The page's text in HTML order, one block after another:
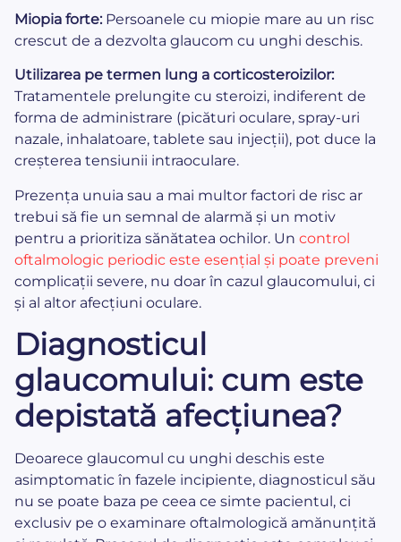
Miopia forte:Persoanele cu miopie mare au un risc
crescut de a dezvolta glaucom cu unghi deschis.
Utilizarea pe termen lung a corticosteroizilor:
Tratamentele prelungite cu steroizi, indiferent de
forma de administrare (picături oculare, spray-uri
nazale, inhalatoare, tablete sau injecții), pot duce la
creșterea tensiunii intraoculare.
Prezența unuia sau a mai multor factori de risc ar
trebui să fie un semnal de alarmă și un motiv
pentru a prioritiza sănătatea ochilor. Un control
oftalmologic periodic este esențial și poate preveni
complicații severe, nu doar în cazul glaucomului, ci
și al altor afecțiuni oculare.
Diagnosticul
glaucomului: cum este
depistată afecțiunea?
Deoarece glaucomul cu unghi deschis este
asimptomatic în fazele incipiente, diagnosticul său
nu se poate baza pe ceea ce simte pacientul, ci
exclusiv pe o examinare oftalmologică amănunțită